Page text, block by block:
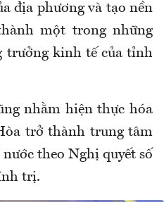
địa phương và tạo nền
một trong những
trưởng kinh tế của tỉnh
nhằm hiện thực hóa
trở thành trung tâm
theo Nghị quyết số
trị.